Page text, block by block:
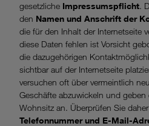
gesetzliche Impressumspflicht.
den Namen und Anschrift der
die für den Inhalt der Internetseite
diese Daten fehlen ist Vorsicht
die dazugehörigen
sichtbar auf der Internetseite
versuchen oft über vermeintlich
Geschäfte abzuwickeln und
Wohnsitz an. Überprüfen Sie
Telefonnummer und E-Mail-
Website unerlässlich sind.